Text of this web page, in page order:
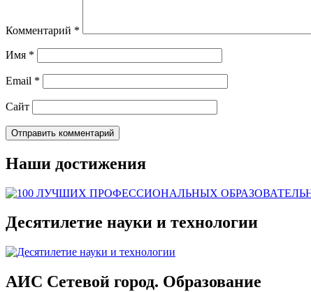
Комментарий *
Имя *
Email *
Сайт
Наши достижения
Десятилетие науки и технологии
АИС Сетевой город. Образование